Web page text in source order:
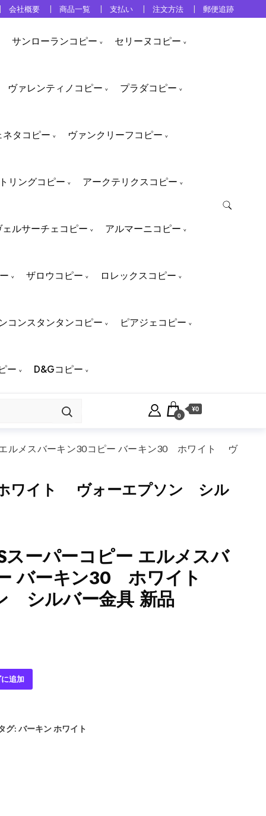
会社概要 商品一覧 支払い 注文方法 郵便追跡
サンローランコピー セリーヌコピー
ヴァレンティノコピー プラダコピー
タコピー ヴァンクリーフコピー
リングコピー アークテリクスコピー
ェルサーチェコピー アルマーニコピー
ザロウコピー ロレックスコピー
コンスタンタンコピー ピアジェコピー
ー D&Gコピー
0
¥0
エルメスバーキン30コピー バーキン30 ホワイト ヴ
ホワイト ヴォーエプソン シル
スーパーコピー エルメスバ
バーキン30 ホワイト
シルバー金具 新品
追加
グ: バーキン ホワイト